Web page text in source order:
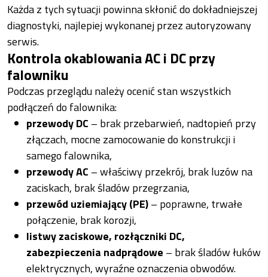
Każda z tych sytuacji powinna skłonić do dokładniejszej
diagnostyki, najlepiej wykonanej przez autoryzowany
serwis.
Kontrola okablowania AC i DC przy
falowniku
Podczas przeglądu należy ocenić stan wszystkich
podłączeń do falownika:
przewody DC – brak przebarwień, nadtopień przy
złączach, mocne zamocowanie do konstrukcji i
samego falownika,
przewody AC – właściwy przekrój, brak luzów na
zaciskach, brak śladów przegrzania,
przewód uziemiający (PE)– poprawne, trwałe
połączenie, brak korozji,
listwy zaciskowe, rozłączniki DC,
zabezpieczenia nadprądowe – brak śladów łuków
elektrycznych, wyraźne oznaczenia obwodów.